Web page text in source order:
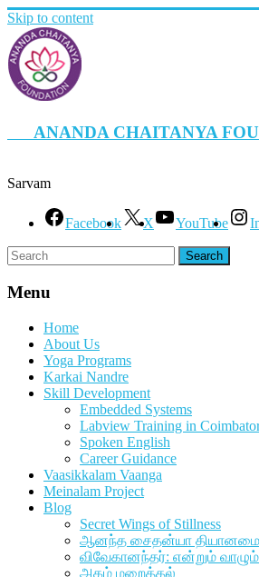
Skip to content
ANANDA CHAITANYA
Ishaa
Sarvam
Facebook X YouTube
Menu
Home
About Us
Yoga Programs
Karkai Nandre
Skill Development
Embedded Systems
Labview Training in
Spoken English
Career Guidance
Vaasikkalam Vaanga
Meinalam Project
Blog
Secret Wings of Stillness
ஆனந்த சைதன்யா தியானமையம்
விவேகானந்தர்: என்றும்
அகம் மறைத்தல்